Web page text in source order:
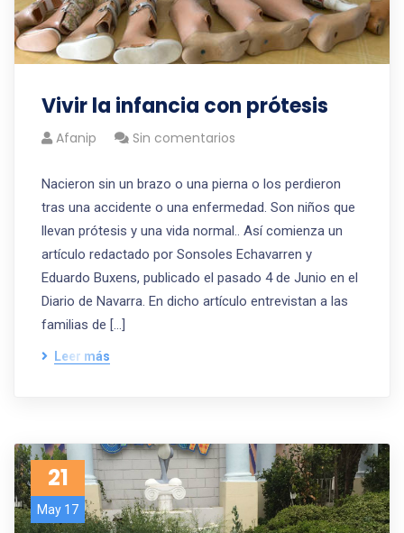
Vivir la infancia con prótesis
Afanip Sin comentarios
Nacieron sin un brazo o una pierna o los perdieron
tras una accidente o una enfermedad. Son niños que
llevan prótesis y una vida normal.. Así comienza un
artículo redactado por Sonsoles Echavarren y
Eduardo Buxens, publicado el pasado 4 de Junio en el
Diario de Navarra. En dicho artículo entrevistan a las
familias de […]
Leer más
21
May 17